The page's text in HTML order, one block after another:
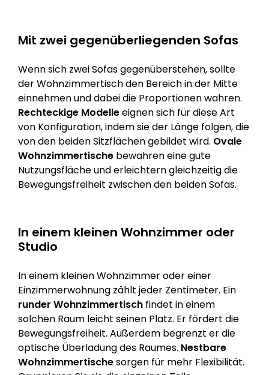
Mit zwei gegenüberliegenden Sofas
Wenn sich zwei Sofas gegenüberstehen, sollte
der Wohnzimmertisch den Bereich in der Mitte
einnehmen und dabei die Proportionen wahren.
Rechteckige Modelleeignen sich für diese Art
von Konfiguration, indem sie der Länge folgen, die
von den beiden Sitzflächen gebildet wird. Ovale
Wohnzimmertische bewahren eine gute
Nutzungsfläche und erleichtern gleichzeitig die
Bewegungsfreiheit zwischen den beiden Sofas.
In einem kleinen Wohnzimmer oder
Studio
In einem kleinen Wohnzimmer oder einer
Einzimmerwohnung zählt jeder Zentimeter. Ein
runder Wohnzimmertisch findet in einem
solchen Raum leicht seinen Platz. Er fördert die
Bewegungsfreiheit. Außerdem begrenzt er die
optische Überladung des Raumes. Nestbare
Wohnzimmertischesorgen für mehr Flexibilität.